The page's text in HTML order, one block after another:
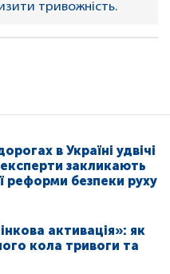
тривожність.
в Україні удвічі
закликають
реформи безпеки руху
активація»: як
кола тривоги та